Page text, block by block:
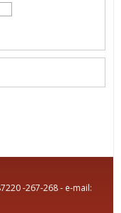
-267-268 - e-mail: